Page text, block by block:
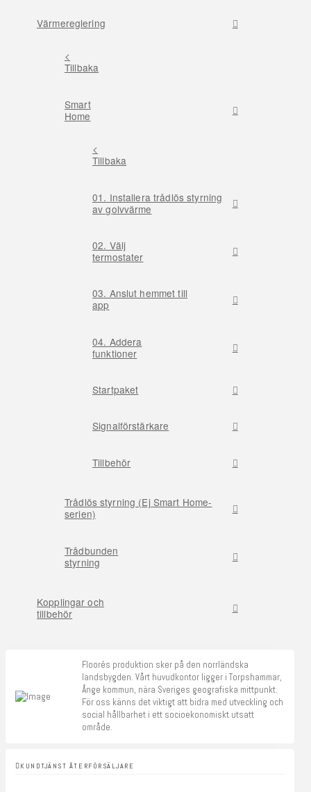
Värmereglering
<
Tillbaka
Smart
Home
<
Tillbaka
01. Installera trådlös styrning
av golvvärme
02. Välj
termostater
03. Anslut hemmet till
app
04. Addera
funktioner
Startpaket
Signalförstärkare
Tillbehör
Trådlös styrning (Ej Smart Home-
serien)
Trådbunden
styrning
Kopplingar och
tillbehör
Floorés produktion sker på den norrländska
landsbygden. Vårt huvudkontor ligger i Torpshammar,
Ånge kommun, nära Sveriges geografiska mittpunkt.
För oss känns det viktigt att bidra med utveckling och
social hållbarhet i ett socioekonomiskt utsatt
område.
KUNDTJÄNST ÅTERFÖRSÄLJARE